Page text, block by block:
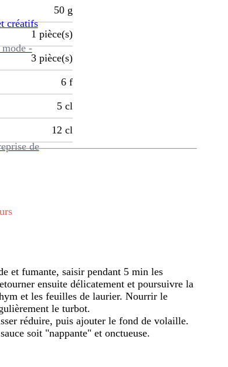
créatifs
-
de
50 g
1 pièce(s)
3 pièce(s)
6 f
5 cl
12 cl
et fumante, saisir pendant 5 min les
ensuite délicatement et poursuivre la
et les feuilles de laurier. Nourrir le
le turbot.
réduire, puis ajouter le fond de volaille.
soit "nappante" et onctueuse.